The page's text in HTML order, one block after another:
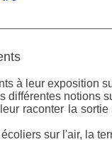
à leur exposition
notions
raconter la
sur l'air, la